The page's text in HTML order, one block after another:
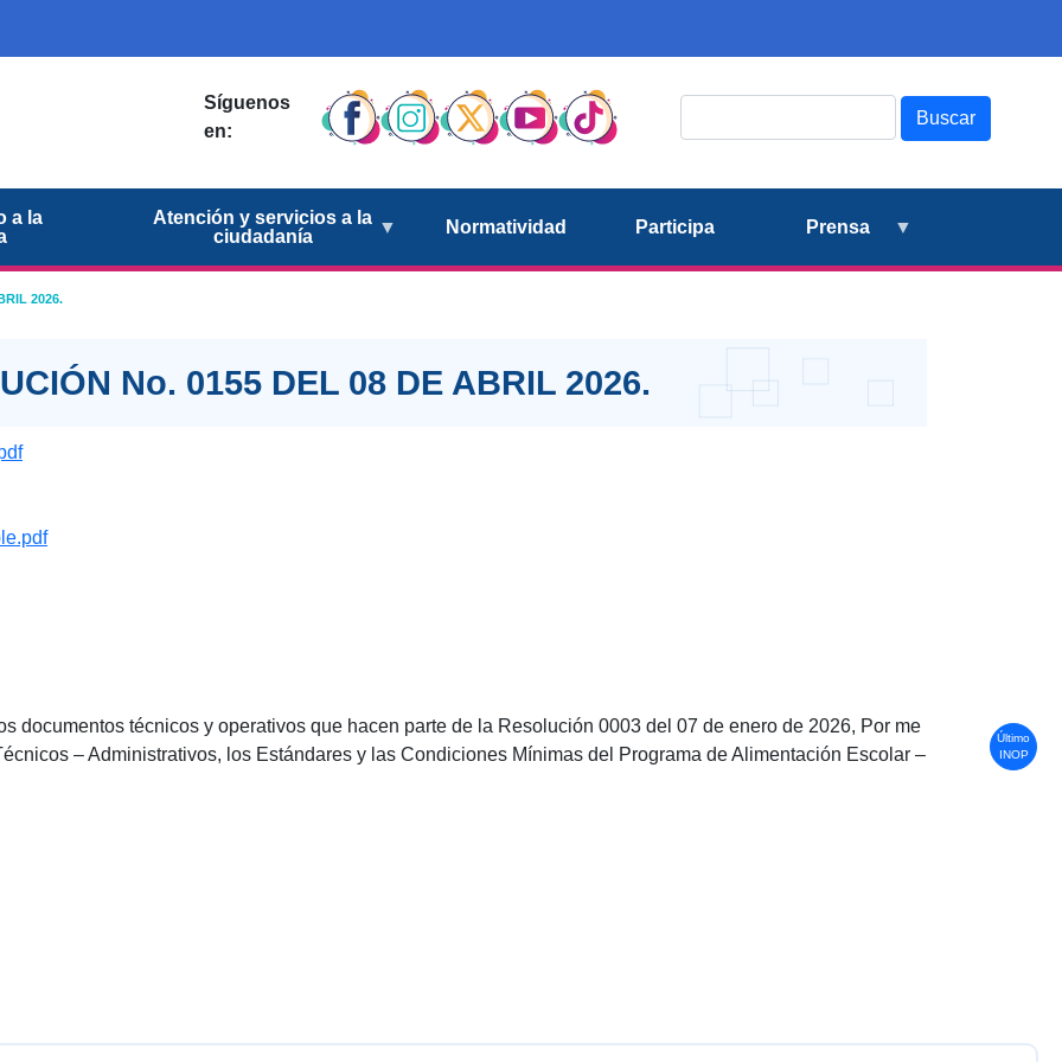
Síguenos
en:
Último
INOP
a la
Atención y servicios a la
ciudadanía
Normatividad Participa Prensa
2026.
No. 0155 DEL 08 DE ABRIL 2026.
documentos técnicos y operativos que hacen parte de la Resolución 0003 del 07 de enero de 2026, Por me
– Administrativos, los Estándares y las Condiciones Mínimas del Programa de Alimentación Escolar –